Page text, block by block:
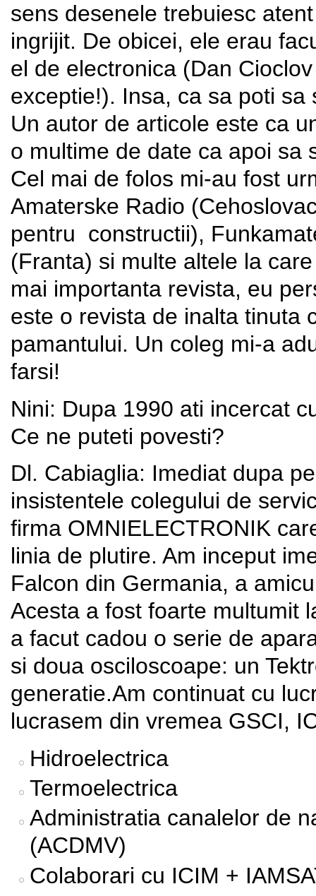
sens desenele trebuiesc
ingrijit. De obicei, ele erau
el de electronica (Dan
exceptie!). Insa, ca sa poti
Un autor de articole este ca
o multime de date ca apoi sa
Cel mai de folos mi-au fost
Amaterske Radio
pentru constructii),
(Franta) si multe altele la
mai importanta revista, eu
este o revista de inalta tinuta
pamantului. Un coleg mi-a
farsi!
Nini: Dupa 1990 ati incercat
Ce ne puteti povesti?
Dl. Cabiaglia: Imediat dupa
insistentele colegului de
firma OMNIELECTRONIK
linia de plutire. Am inceput
Falcon din Germania, a
Acesta a fost foarte multumit
a facut cadou o serie de
si doua osciloscoape: un
generatie.Am continuat cu
lucrasem din vremea GSCI,
Hidroelectrica
Termoelectrica
Administratia canalelor de
(ACDMV)
Colaborari cu ICIM +